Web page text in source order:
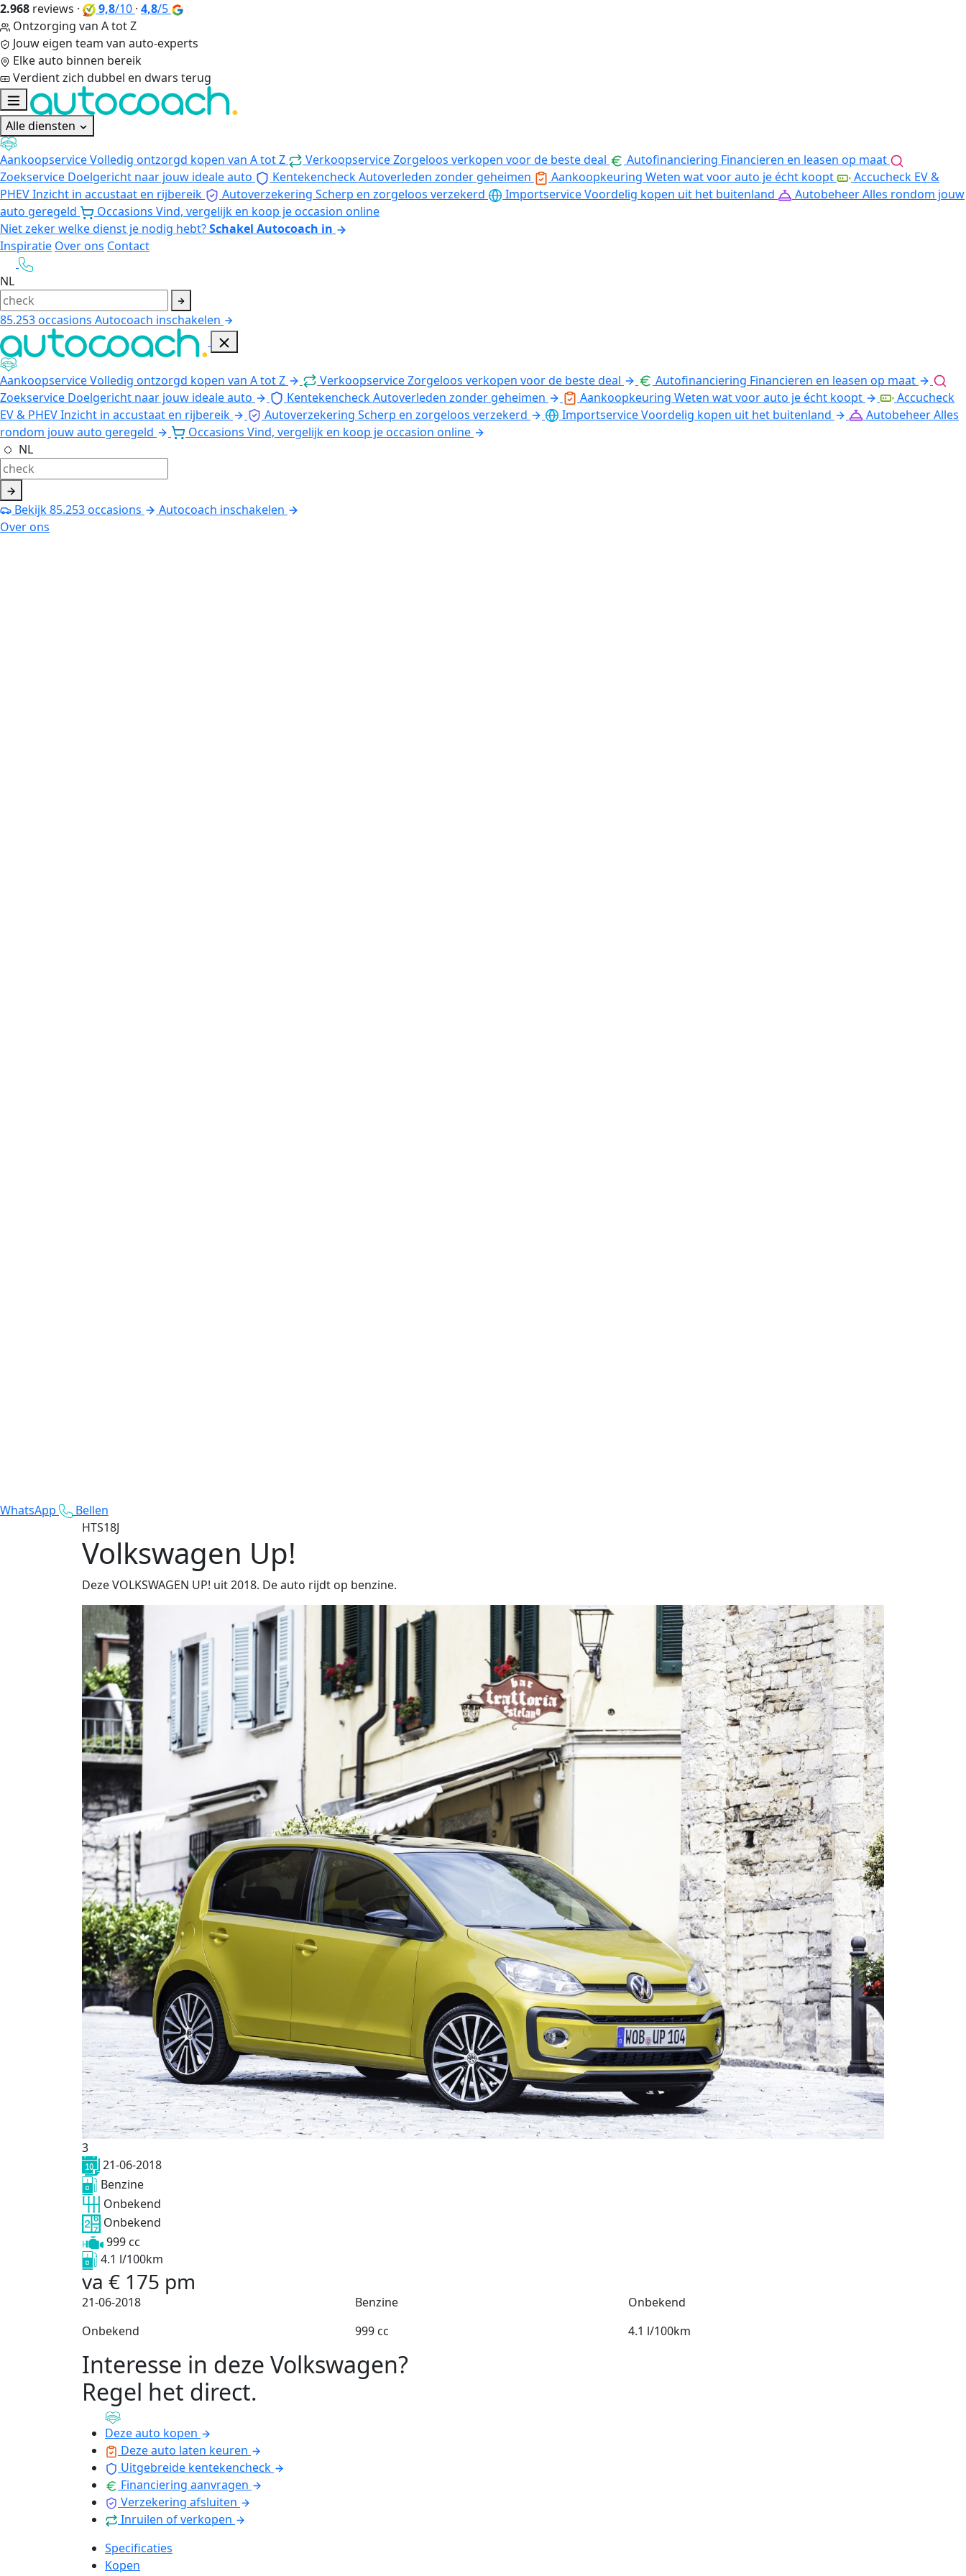
2.968 reviews · 9,8/10 · 4,8/5
Ontzorging van A tot Z
Jouw eigen team van auto-experts
Elke auto binnen bereik
Verdient zich dubbel en dwars terug
Alle diensten
AankoopserviceVolledig ontzorgd kopen van A tot Z VerkoopserviceZorgeloos verkopen voor de beste deal Autofinanciering Financieren en leasen op maat
Zoekservice Doelgericht naar jouw ideale auto KentekencheckAutoverleden zonder geheimen Aankoopkeuring Weten wat voor auto je écht koopt
Accucheck EV &
PHEVInzicht in accustaat en rijbereik Autoverzekering Scherp en zorgeloos verzekerd ImportserviceVoordelig kopen uit het buitenland AutobeheerAlles rondom jouw
auto geregeld
Occasions Vind, vergelijk en koop je occasion online
Niet zeker welke dienst je nodig hebt?Schakel Autocoach in
Inspiratie Over ons Contact
NL
85.253occasions Autocoach inschakelen
AankoopserviceVolledig ontzorgd kopen van A tot Z VerkoopserviceZorgeloos verkopen voor de beste deal Autofinanciering Financieren en leasen op maat
Zoekservice Doelgericht naar jouw ideale auto KentekencheckAutoverleden zonder geheimen Aankoopkeuring Weten wat voor auto je écht koopt
Accucheck
EV & PHEVInzicht in accustaat en rijbereik Autoverzekering Scherp en zorgeloos verzekerd ImportserviceVoordelig kopen uit het buitenland AutobeheerAlles
rondom jouw auto geregeld
Occasions Vind, vergelijk en koop je occasion online
NL
Bekijk85.253occasions
Autocoach inschakelen
Over ons
WhatsApp
Bellen
HTS18J
Volkswagen Up!
Deze VOLKSWAGEN UP! uit 2018. De auto rijdt op benzine.
3
21-06-2018
Benzine
Onbekend
Onbekend
999 cc
4.1 l/100km
va € 175 pm
21-06-2018 Benzine
Onbekend
Onbekend
999 cc 4.1 l/100km
Interesse in deze Volkswagen?
Regel het direct.
Deze auto kopen
Deze auto laten keuren
Uitgebreide kentekencheck
Financiering aanvragen
Verzekering afsluiten
Inruilen of verkopen
Specificaties
Kopen